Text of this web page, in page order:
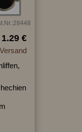
1.29 €
Versand